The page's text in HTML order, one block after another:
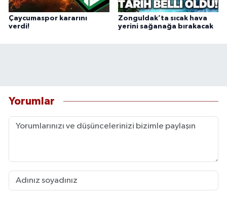
Çaycumaspor kararını
verdi!
Zonguldak’ta sıcak hava
yerini sağanağa bırakacak
Yorumlar